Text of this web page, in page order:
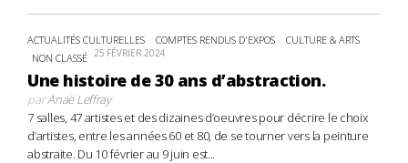
ACTUALITÉS CULTURELLES COMPTES RENDUS D'EXPOS
CULTURE & ARTS
NON CLASSÉ 25 FÉVRIER 2024
Une histoire de 30 ans d’abstraction.
parAnaë Leffray
7 salles, 47 artistes et des dizaines d’oeuvres pour décrire le choix
d’artistes, entre les années 60 et 80, de se tourner vers la peinture
abstraite. Du 10 février au 9 juin est...